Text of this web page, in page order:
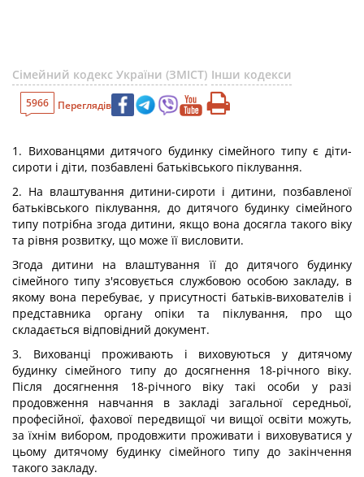
Сімейний кодекс України (ЗМІСТ) Інши кодекси
5966 Переглядів
1. Вихованцями дитячого будинку сімейного типу є діти-
сироти і діти, позбавлені батьківського піклування.
2. На влаштування дитини-сироти і дитини, позбавленої
батьківського піклування, до дитячого будинку сімейного
типу потрібна згода дитини, якщо вона досягла такого віку
та рівня розвитку, що може її висловити.
Згода дитини на влаштування її до дитячого будинку
сімейного типу з'ясовується службовою особою закладу, в
якому вона перебуває, у присутності батьків-вихователів і
представника органу опіки та піклування, про що
складається відповідний документ.
3. Вихованці проживають і виховуються у дитячому
будинку сімейного типу до досягнення 18-річного віку.
Після досягнення 18-річного віку такі особи у разі
продовження навчання в закладі загальної середньої,
професійної, фахової передвищої чи вищої освіти можуть,
за їхнім вибором, продовжити проживати і виховуватися у
цьому дитячому будинку сімейного типу до закінчення
такого закладу.